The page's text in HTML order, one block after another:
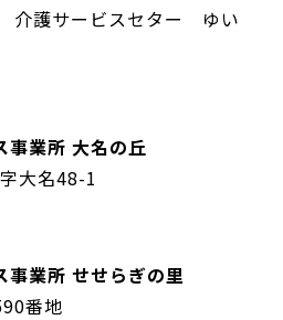
介護サービスセター ゆい
事業所 大名の丘
大名48-1
事業所 せせらぎの里
番地